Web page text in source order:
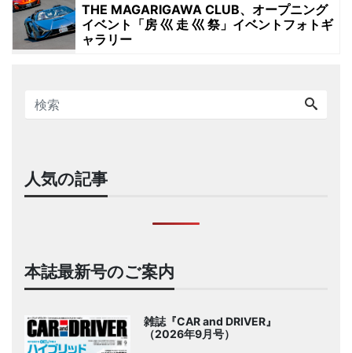
THE MAGARIGAWA CLUB、オープニング
イベント「房 巛 走 巛 祭」イベントフォトギ
ャラリー
人気の記事
本誌最新号のご案内
雑誌『CAR and DRIVER』
（2026年9月号）